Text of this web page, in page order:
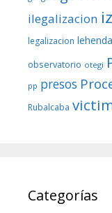
ilegalizacion
legalizacion
observatorio otegi
pp presos
Rubalcaba
Categorías